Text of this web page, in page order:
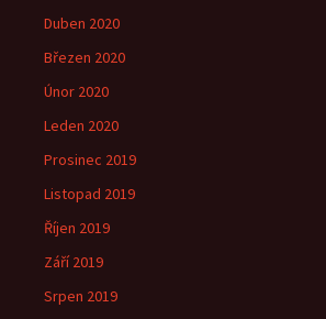
Duben 2020
Březen 2020
Únor 2020
Leden 2020
Prosinec 2019
Listopad 2019
Říjen 2019
Září 2019
Srpen 2019